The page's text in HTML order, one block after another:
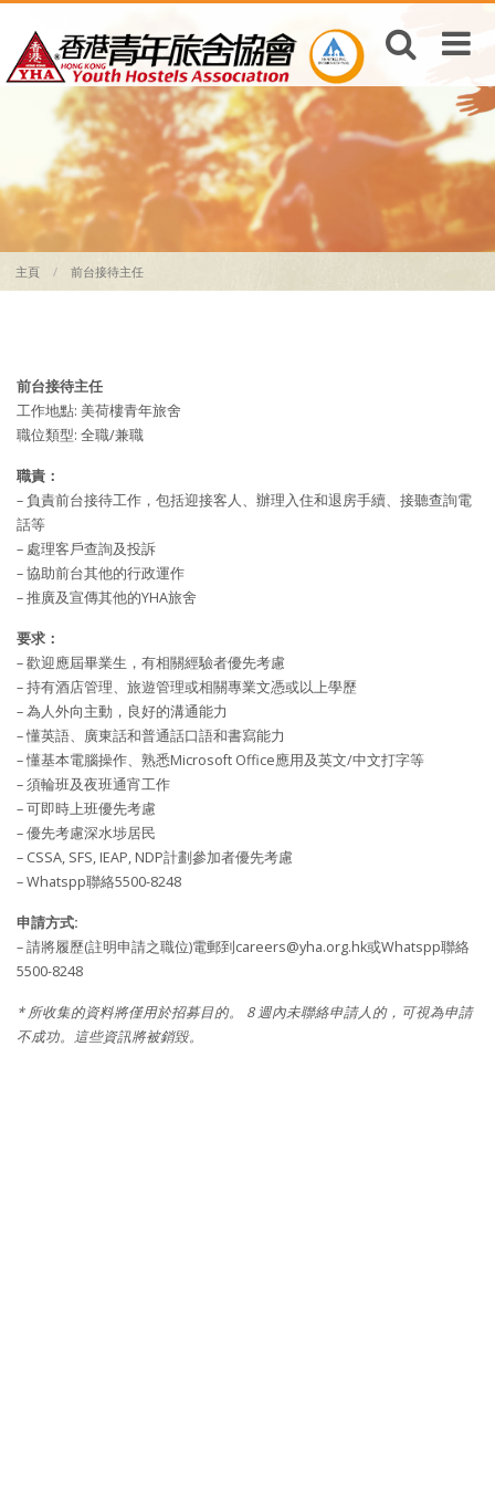
主頁 前台接待主任
前台接待主任
工作地點: 美荷樓青年旅舍
職位類型: 全職/兼職
職責：
– 負責前台接待工作，包括迎接客人、辦理入住和退房手續、接聽查詢電
話等
– 處理客戶查詢及投訴
– 協助前台其他的行政運作
– 推廣及宣傳其他的YHA旅舍
要求：
– 歡迎應屆畢業生，有相關經驗者優先考慮
– 持有酒店管理、旅遊管理或相關專業文憑或以上學歷
– 為人外向主動，良好的溝通能力
– 懂英語、廣東話和普通話口語和書寫能力
– 懂基本電腦操作、熟悉Microsoft Office應用及英文/中文打字等
– 須輪班及夜班通宵工作
– 可即時上班優先考慮
– 優先考慮深水埗居民
– CSSA, SFS, IEAP, NDP計劃參加者優先考慮
– Whatspp聯絡5500-8248
申請方式:
– 請將履歷(註明申請之職位)電郵到careers@yha.org.hk或Whatspp聯絡
5500-8248
* 所收集的資料將僅用於招募目的。 8 週內未聯絡申請人的，可視為申請
不成功。這些資訊將被銷毀。